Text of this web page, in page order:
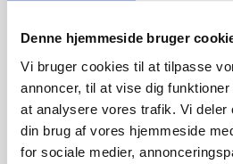
Denne hjemmeside bruger
Vi bruger cookies til at tilpasse
annoncer, til at vise dig
at analysere vores trafik. Vi deler
din brug af vores hjemmeside
for sociale medier,
Tilkøb HUE Bridge og styr
dine øvrige HUE produkter
Kan også anvendes med
Tekniske specifikationer på
Sokkel: Ingen